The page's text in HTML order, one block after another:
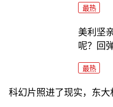
最热
美利坚
呢？回
最热
科幻片照进了现实，东大